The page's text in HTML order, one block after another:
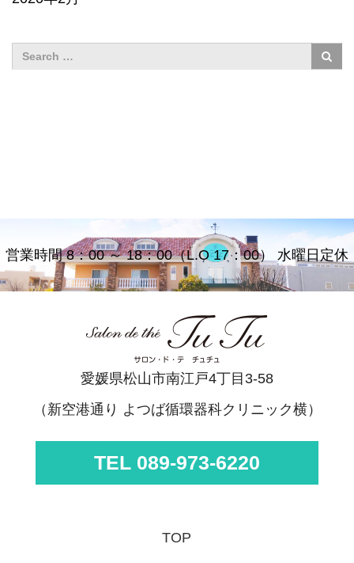
営業時間 8：00 ～ 18：00（L.O 17：00） 水曜日定休
愛媛県松山市南江戸4丁目3-58
（新空港通り よつば循環器科クリニック横）
TEL 089-973-6220
TOP